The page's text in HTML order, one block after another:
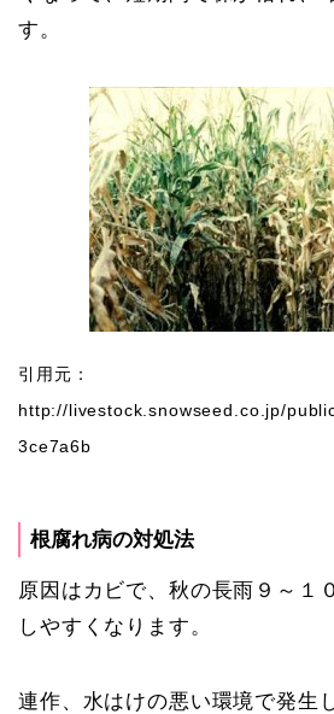
す。
引用元：
http://livestock.snowseed.co.jp/
3ce7a6b
根腐れ病の対処法
原因はカビで、秋の長雨９～１
しやすくなります。
連作、水はけの悪い環境で発生